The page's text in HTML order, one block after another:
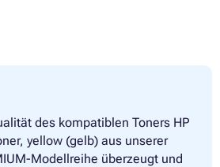
des kompatiblen Toners HP
yellow (gelb) aus unserer
Modellreihe überzeugt und